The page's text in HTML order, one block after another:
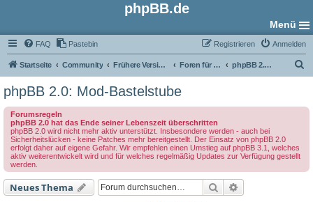
phpBB.de
Menü
FAQ Pastebin Anmelden
Registrieren
Startseite Community Frühere Versionen Foren für phpBB 2.0 phpBB 2.0: Mod-Bastelstube
phpBB 2.0: Mod-Bastelstube
Forumsregeln
phpBB 2.0 hat das Ende seiner Lebenszeit überschritten
phpBB 2.0 wird nicht mehr aktiv unterstützt. Insbesondere werden - auch bei
Sicherheitslücken - keine Patches mehr bereitgestellt. Der Einsatz von phpBB 2.0
erfolgt daher auf eigene Gefahr. Wir empfehlen einen Umstieg auf phpBB 3.1, welches
aktiv weiterentwickelt wird und für welches regelmäßig Updates zur Verfügung gestellt
werden.
Neues Thema Suche